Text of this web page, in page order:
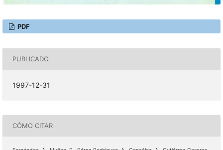
PDF
PUBLICADO
1997-12-31
CÓMO CITAR